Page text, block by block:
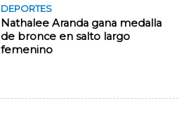
DEPORTES
Nathalee Aranda gana medalla
de bronce en salto largo
femenino